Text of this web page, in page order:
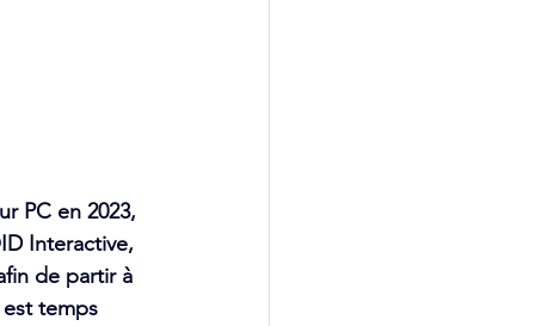
PC en 2023,
Interactive,
de partir à
temps